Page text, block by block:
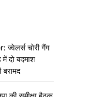
चोरी गैंग
दो बदमाश